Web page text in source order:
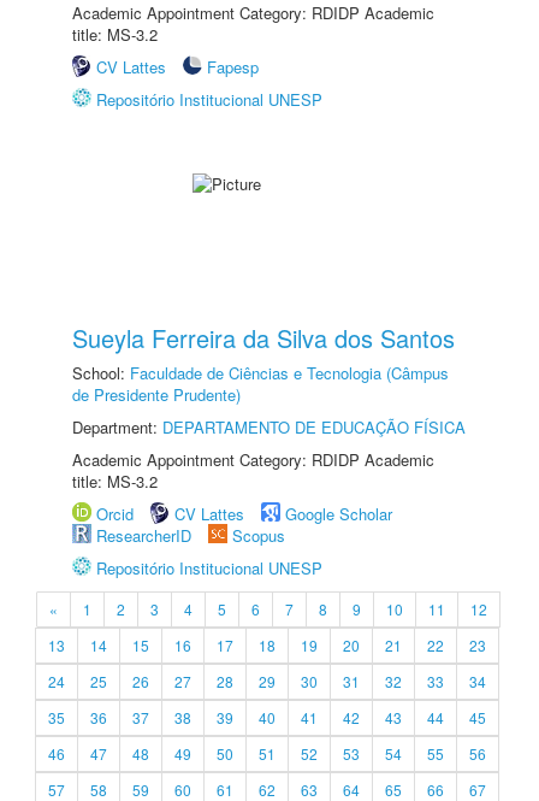
Academic Appointment Category: RDIDP Academic
title: MS-3.2
CV Lattes
Fapesp
Repositório Institucional UNESP
Sueyla Ferreira da Silva dos Santos
School: Faculdade de Ciências e Tecnologia (Câmpus
de Presidente Prudente)
Department: DEPARTAMENTO DE EDUCAÇÃO FÍSICA
Academic Appointment Category: RDIDP Academic
title: MS-3.2
Orcid
CV Lattes
Google Scholar
ResearcherID
Scopus
Repositório Institucional UNESP
« 1 2 3 4 5 6 7 8 9 10 11
12
13
14 15 16 17 18 19 20 21 22
23
24
25 26 27 28 29 30 31 32 33
34
35
36 37 38 39 40 41 42 43 44
45
46
47 48 49 50 51 52 53 54 55
56
57
58 59 60 61 62 63 64 65 66
67